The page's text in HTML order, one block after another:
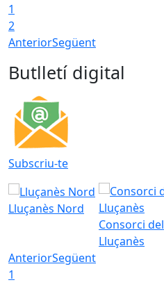
1
2
AnteriorSegüent
Butlletí digital
Subscriu-te
Lluçanès Nord
Consorci del
Lluçanès
AnteriorSegüent
1